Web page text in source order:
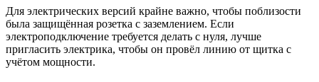
Для электрических версий крайне важно, чтобы поблизости
была защищённая розетка с заземлением. Если
электроподключение требуется делать с нуля, лучше
пригласить электрика, чтобы он провёл линию от щитка с
учётом мощности.